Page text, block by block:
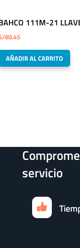
111M-21
60.45
AÑADIR AL CARRITO
servicio